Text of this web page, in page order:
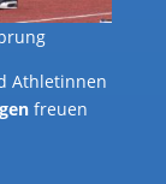
Athletinnen
freuen